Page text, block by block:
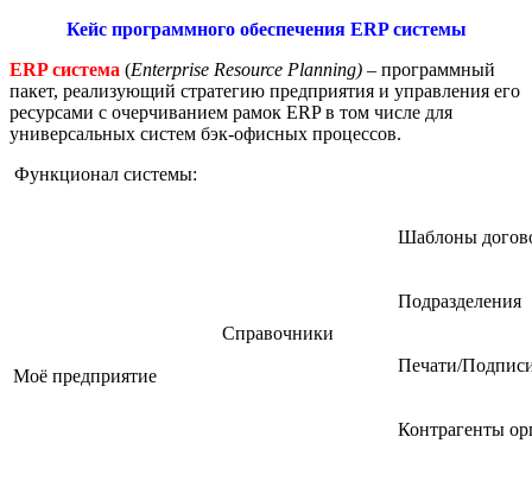
Кейс программного обеспечения ERP системы
ERP система (Enterprise Resource Planning) – программный
пакет, реализующий стратегию предприятия и управления его
ресурсами с очерчиванием рамок ERP в том числе для
универсальных систем бэк-офисных процессов.
Функционал системы:
Моё предприятие
Справочники
Шаблоны
Подразделения
Печати/
Контрагенты